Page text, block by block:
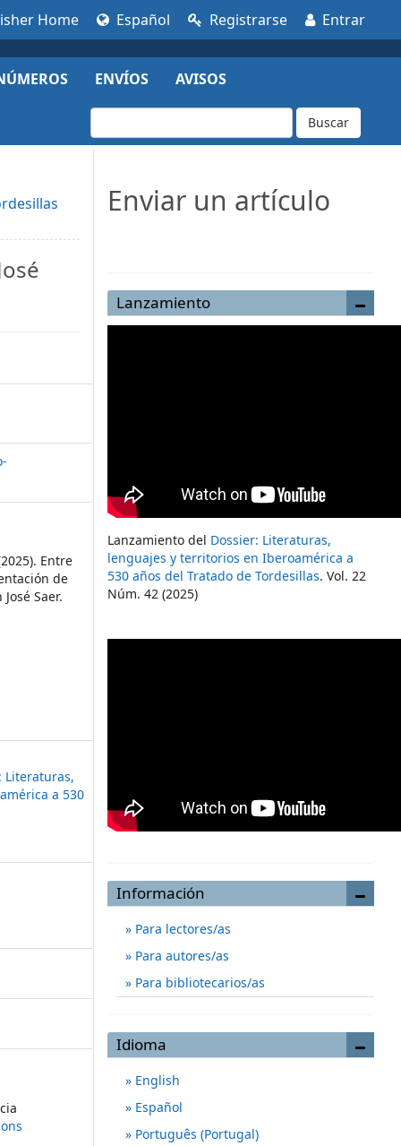
Home Español Registrarse Entrar
ENVÍOS AVISOS
Buscar
Entre
de
Saer.
Literaturas,
a 530
Enviar un artículo
Lanzamiento
Lanzamiento del Dossier: Literaturas,
lenguajes y territorios en Iberoamérica a
530 años del Tratado de Tordesillas. Vol. 22
Núm. 42 (2025)
Información
Para lectores/as
Para autores/as
Para bibliotecarios/as
Idioma
English
Español
Português (Portugal)